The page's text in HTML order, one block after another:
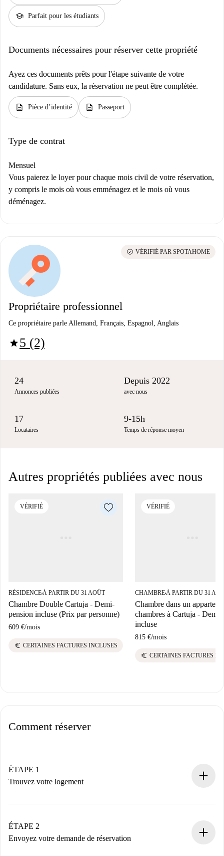
school Parfait pour les étudiants
Documents nécessaires pour réserver cette propriété
Ayez ces documents prêts pour l'étape suivante de votre
candidature. Sans eux, la réservation ne peut être complétée.
description Pièce d’identité description Passeport
Type de contrat
Mensuel
Vous paierez le loyer pour chaque mois civil de votre réservation,
y compris le mois où vous emménagez et le mois où vous
déménagez.
Propriétaire professionnel
Ce propriétaire parle Allemand, Français, Espagnol, Anglais
star5 (2)
check_circle VÉRIFIÉ PAR SPOTAHOME
24
Annonces publiées
Depuis 2022
avec nous
17
Locataires
9-15h
Temps de réponse moyen
Autres propriétés publiées avec nous
VÉRIFIÉ
RÉSIDENCE■À PARTIR DU 31 AOÛT
Chambre Double Cartuja - Demi-
pension incluse (Prix par personne)
609 €/mois
euro CERTAINES FACTURES INCLUSES
VÉRIFIÉ
CHAMBRE■À PARTIR DU 31
Chambre dans un
chambres à Cartuja - Demi-
incluse
815 €/mois
euro CERTAINES FACTURES
Comment réserver
ÉTAPE 1
Trouvez votre logement
Vous disposez à l’avance de toutes les informations
nécessaires.
ÉTAPE 2
Envoyez votre demande de réservation